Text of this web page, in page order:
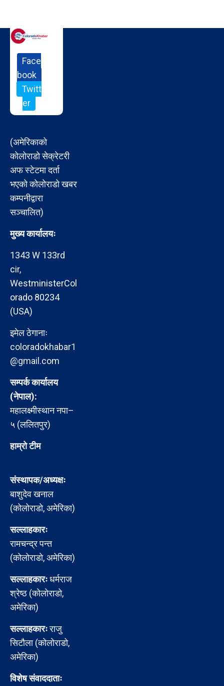
Face
book
Twitt
er
(अमेरिकाको
कोलोराडो सेक्रेटरी
अफ स्टेटमा दर्ता
भएको कोलोराडो खबर
कम्पनीद्वारा
सञ्चालित)
मुख्य कार्यालयः
1343 W 133rd
cir,
WestministerCol
orado 80234
(USA)
इमेल ठेगानाः
coloradokhabar1
@gmail.com
सम्पर्क कार्यालय
(नेपाल):
महालक्ष्मीस्थान नपा–
५ (ललितपुर)
हाम्रो टीम
संस्थापक/अध्यक्षः
बाशुदेव खनाल
(कोलोराडो, अमेरिका)
सल्लाहकारः
रामचन्द्र पन्त
(कोलोराडो, अमेरिका)
सल्लाहकारःधर्मराज
श्रेष्ठ (कोलोराडो,
अमेरिका)
सल्लाहकारःराजु
सिटौला (कोलोराडो,
अमेरिका)
विशेष संवाददाताः